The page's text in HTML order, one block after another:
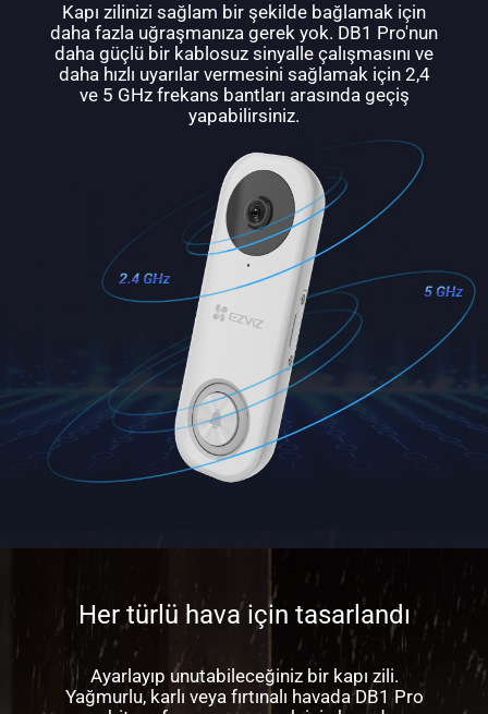
Kapı zilinizi sağlam bir şekilde bağlamak için
daha fazla uğraşmanıza gerek yok. DB1 Pro'nun
daha güçlü bir kablosuz sinyalle çalışmasını ve
daha hızlı uyarılar vermesini sağlamak için 2,4
ve 5 GHz frekans bantları arasında geçiş
yapabilirsiniz.
Her türlü hava için tasarlandı
Ayarlayıp unutabileceğiniz bir kapı zili.
Yağmurlu, karlı veya fırtınalı havada DB1 Pro